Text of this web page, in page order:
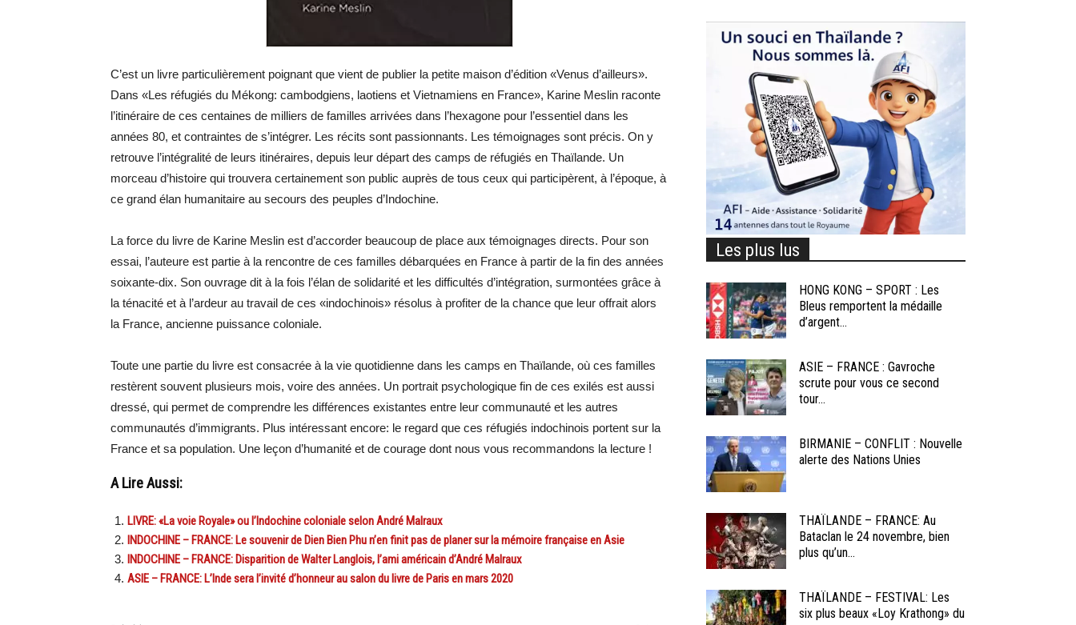
C’est un livre particulièrement poignant que vient de publier la petite maison d’édition «Venus d’ailleurs».
Dans «Les réfugiés du Mékong: cambodgiens, laotiens et Vietnamiens en France», Karine Meslin raconte
l’itinéraire de ces centaines de milliers de familles arrivées dans l’hexagone pour l’essentiel dans les
années 80, et contraintes de s’intégrer. Les récits sont passionnants. Les témoignages sont précis. On y
retrouve l’intégralité de leurs itinéraires, depuis leur départ des camps de réfugiés en Thaïlande. Un
morceau d’histoire qui trouvera certainement son public auprès de tous ceux qui participèrent, à l’époque, à
ce grand élan humanitaire au secours des peuples d’Indochine.
La force du livre de Karine Meslin est d’accorder beaucoup de place aux témoignages directs. Pour son
essai, l’auteure est partie à la rencontre de ces familles débarquées en France à partir de la fin des années
soixante-dix. Son ouvrage dit à la fois l’élan de solidarité et les difficultés d’intégration, surmontées grâce à
la ténacité et à l’ardeur au travail de ces «indochinois» résolus à profiter de la chance que leur offrait alors
la France, ancienne puissance coloniale.
Toute une partie du livre est consacrée à la vie quotidienne dans les camps en Thaïlande, où ces familles
restèrent souvent plusieurs mois, voire des années. Un portrait psychologique fin de ces exilés est aussi
dressé, qui permet de comprendre les différences existantes entre leur communauté et les autres
communautés d’immigrants. Plus intéressant encore: le regard que ces réfugiés indochinois portent sur la
France et sa population. Une leçon d’humanité et de courage dont nous vous recommandons la lecture !
A Lire Aussi:
LIVRE: «La voie Royale» ou l’Indochine coloniale selon André Malraux
INDOCHINE – FRANCE: Le souvenir de Dien Bien Phu n’en finit pas de planer sur la mémoire française en Asie
INDOCHINE – FRANCE: Disparition de Walter Langlois, l’ami américain d’André Malraux
ASIE – FRANCE: L’Inde sera l’invité d’honneur au salon du livre de Paris en mars 2020
Les plus lus
HONG KONG – SPORT : Les
Bleus remportent la médaille
d’argent...
ASIE – FRANCE : Gavroche
scrute pour vous ce second
tour...
BIRMANIE – CONFLIT : Nouvelle
alerte des Nations Unies
THAÏLANDE – FRANCE: Au
Bataclan le 24 novembre, bien
plus qu’un...
THAÏLANDE – FESTIVAL: Les
six plus beaux «Loy Krathong» du